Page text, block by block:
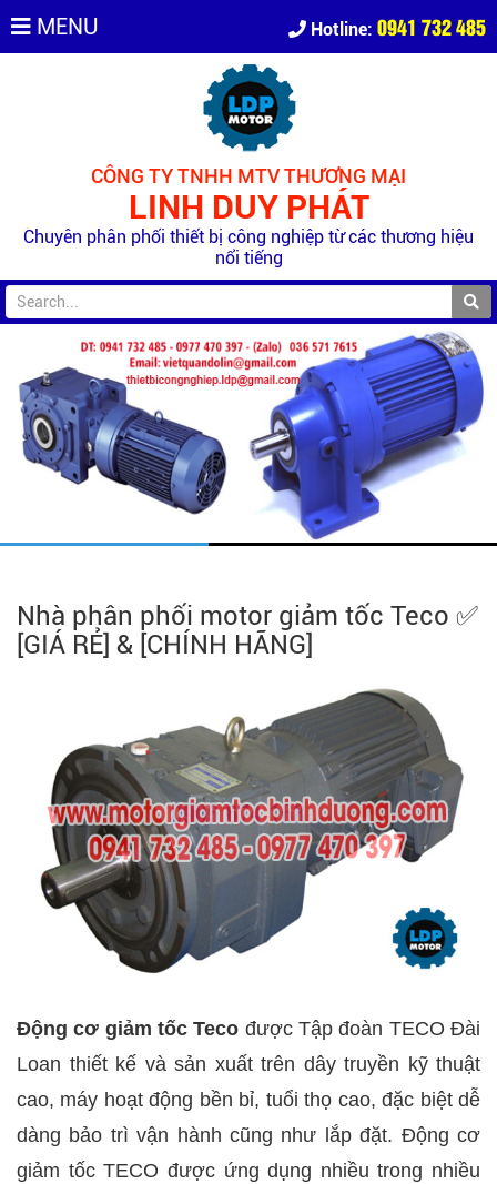
MENU Hotline: 0941 732 485
CÔNG TY TNHH MTV THƯƠNG MẠI
LINH DUY PHÁT
Chuyên phân phối thiết bị công nghiệp từ các thương hiệu
nổi tiếng
Nhà phân phối motor giảm tốc Teco ✅
[GIÁ RẺ] & [CHÍNH HÃNG]
Động cơ giảm tốc Teco được Tập đoàn TECO Đài
Loan thiết kế và sản xuất trên dây truyền kỹ thuật
cao, máy hoạt động bền bỉ, tuổi thọ cao, đặc biệt dễ
dàng bảo trì vận hành cũng như lắp đặt. Động cơ
giảm tốc TECO được ứng dụng nhiều trong nhiều